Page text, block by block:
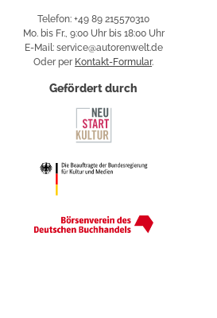
Telefon: +49 89 215570310
Mo. bis Fr., 9:00 Uhr bis 18:00 Uhr
E-Mail: service@autorenwelt.de
Oder per Kontakt-Formular.
Gefördert durch